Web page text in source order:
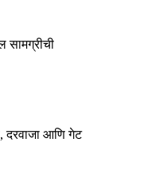
सामग्रीची
दरवाजा आणि गेट